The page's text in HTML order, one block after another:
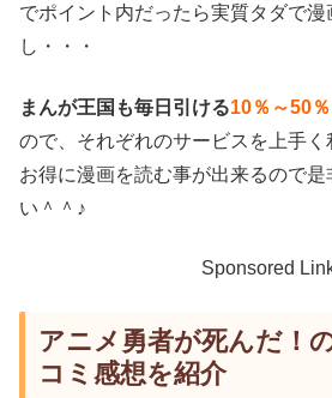
でポイント内だったら実質タダで
し・・・
まんが王国も毎日引ける10％～50
ので、それぞれのサービスを上手く
お得に漫画を読む事が出来るので是
い＾＾♪
Sponsored
アニメ勇者が死んだ！
コミ感想を紹介